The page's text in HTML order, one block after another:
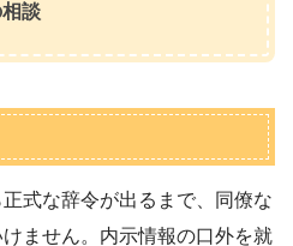
談
式な辞令が出るまで、同僚な
ません。内示情報の口外を就